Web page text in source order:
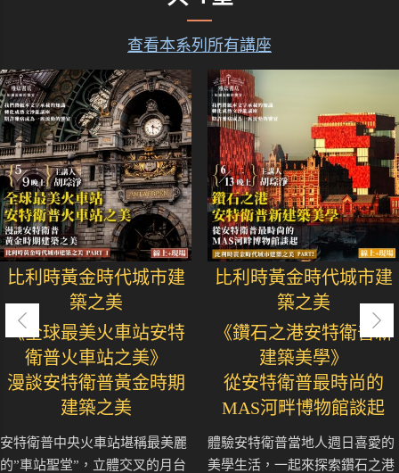
查看本系列所有講座
比利時黃金時代城市建
築之美
《全球最美火車站安特
衛普火車站之美》
漫談安特衛普黃金時期
建築之美
安特衛普中央火車站堪稱最美麗
的”車站聖堂”，立體交叉的月台
比利時黃金時代城市建
築之美
《鑽石之港安特衛普新
建築美學》
從安特衛普最時尚的
MAS河畔博物館談起
體驗安特衛普當地人週日喜愛的
美學生活，一起來探索鑽石之港